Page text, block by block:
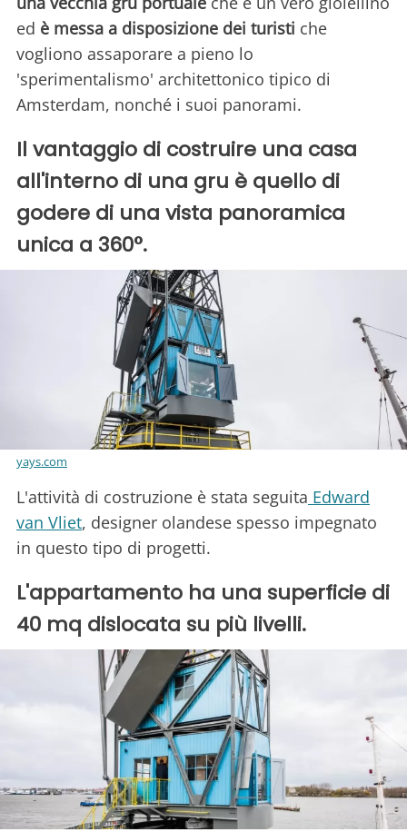
ed è messa a disposizione dei turisti che
vogliono assaporare a pieno lo
'sperimentalismo' architettonico tipico di
Amsterdam, nonché i suoi panorami.
Il vantaggio di costruire una casa
all'interno di una gru è quello di
godere di una vista panoramica
unica a 360°.
yays.com
L'attività di costruzione è stata seguita Edward
van Vliet, designer olandese spesso impegnato
in questo tipo di progetti.
L'appartamento ha una superficie di
40 mq dislocata su più livelli.